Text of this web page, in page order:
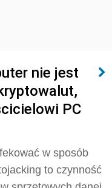
nie jest
PC
w sposób
to czynność